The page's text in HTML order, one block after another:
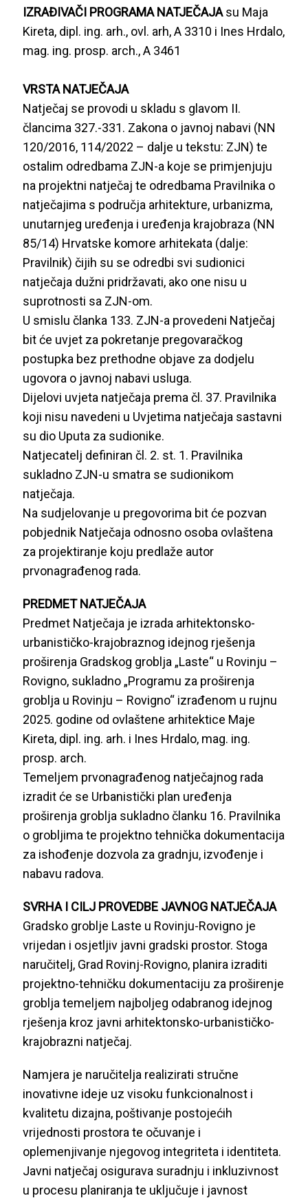
IZRAĐIVAČI PROGRAMA NATJEČAJAsu Maja
Kireta, dipl. ing. arh., ovl. arh, A 3310 i Ines Hrdalo,
mag. ing. prosp. arch., A 3461
VRSTA NATJEČAJA
Natječaj se provodi u skladu s glavom II.
člancima 327.-331. Zakona o javnoj nabavi (NN
120/2016, 114/2022 – dalje u tekstu: ZJN) te
ostalim odredbama ZJN-a koje se primjenjuju
na projektni natječaj te odredbama Pravilnika o
natječajima s područja arhitekture, urbanizma,
unutarnjeg uređenja i uređenja krajobraza (NN
85/14) Hrvatske komore arhitekata (dalje:
Pravilnik) čijih su se odredbi svi sudionici
natječaja dužni pridržavati, ako one nisu u
suprotnosti sa ZJN-om.
U smislu članka 133. ZJN-a provedeni Natječaj
bit će uvjet za pokretanje pregovaračkog
postupka bez prethodne objave za dodjelu
ugovora o javnoj nabavi usluga.
Dijelovi uvjeta natječaja prema čl. 37. Pravilnika
koji nisu navedeni u Uvjetima natječaja sastavni
su dio Uputa za sudionike.
Natjecatelj definiran čl. 2. st. 1. Pravilnika
sukladno ZJN-u smatra se sudionikom
natječaja.
Na sudjelovanje u pregovorima bit će pozvan
pobjednik Natječaja odnosno osoba ovlaštena
za projektiranje koju predlaže autor
prvonagrađenog rada.
PREDMET NATJEČAJA
Predmet Natječaja je izrada arhitektonsko-
urbanističko-krajobraznog idejnog rješenja
proširenja Gradskog groblja „Laste“ u Rovinju –
Rovigno, sukladno „Programu za proširenja
groblja u Rovinju – Rovigno“ izrađenom u rujnu
2025. godine od ovlaštene arhitektice Maje
Kireta, dipl. ing. arh. i Ines Hrdalo, mag. ing.
prosp. arch.
Temeljem prvonagrađenog natječajnog rada
izradit će se Urbanistički plan uređenja
proširenja groblja sukladno članku 16. Pravilnika
o grobljima te projektno tehnička dokumentacija
za ishođenje dozvola za gradnju, izvođenje i
nabavu radova.
SVRHA I CILJ PROVEDBE JAVNOG NATJEČAJA
Gradsko groblje Laste u Rovinju-Rovigno je
vrijedan i osjetljiv javni gradski prostor. Stoga
naručitelj, Grad Rovinj-Rovigno, planira izraditi
projektno-tehničku dokumentaciju za proširenje
groblja temeljem najboljeg odabranog idejnog
rješenja kroz javni arhitektonsko-urbanističko-
krajobrazni natječaj.
Namjera je naručitelja realizirati stručne
inovativne ideje uz visoku funkcionalnost i
kvalitetu dizajna, poštivanje postojećih
vrijednosti prostora te očuvanje i
oplemenjivanje njegovog integriteta i identiteta.
Javni natječaj osigurava suradnju i inkluzivnost
u procesu planiranja te uključuje i javnost